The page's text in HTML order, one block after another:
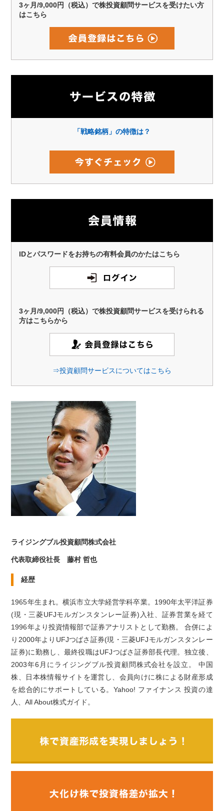
3ヶ月/9,000円（税込）で株投資顧問サービスを受けたい方
はこちら
「戦略銘柄」の特徴は？
IDとパスワードをお持ちの有料会員のかたはこちら
3ヶ月/9,000円（税込）で株投資顧問サービスを受けられる
方はこちらから
⇒投資顧問サービスについてはこちら
ライジングブル投資顧問株式会社
代表取締役社長 藤村 哲也
経歴
1965年生まれ。横浜市立大学経営学科卒業。1990年太平洋証券
(現・三菱UFJモルガンスタンレー証券)入社、証券営業を経て
1996年より投資情報部で証券アナリストとして勤務。 合併によ
り2000年よりUFJつばさ証券(現・三菱UFJモルガンスタンレー
証券)に勤務し、最終役職はUFJつばさ証券部長代理。独立後、
2003年6月にライジングブル投資顧問株式会社を設立。 中国
株、日本株情報サイトを運営し、会員向けに株による財産形成
を総合的にサポートしている。Yahoo! ファイナンス 投資の達
人、All About株式ガイド。